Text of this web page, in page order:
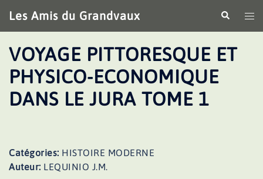
au
contenu
Les Amis du Grandvaux
le
VOYAGE PITTORESQUE ET
PHYSICO-ECONOMIQUE
DANS LE JURA TOME 1
Catégories: HISTOIRE MODERNE
Auteur: LEQUINIO J.M.